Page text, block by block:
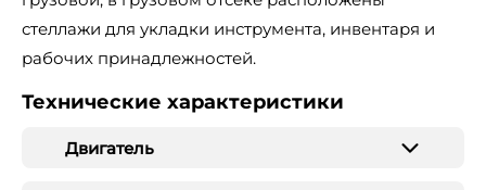
стеллажи для укладки инструмента, инвентаря и
рабочих принадлежностей.
Технические характеристики
Двигатель